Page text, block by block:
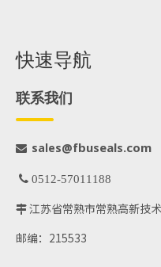
快速导航
联系我们
 sales@fbuseals.com
 0512-57011188
 江苏省常熟市常熟高新技
邮编：215533